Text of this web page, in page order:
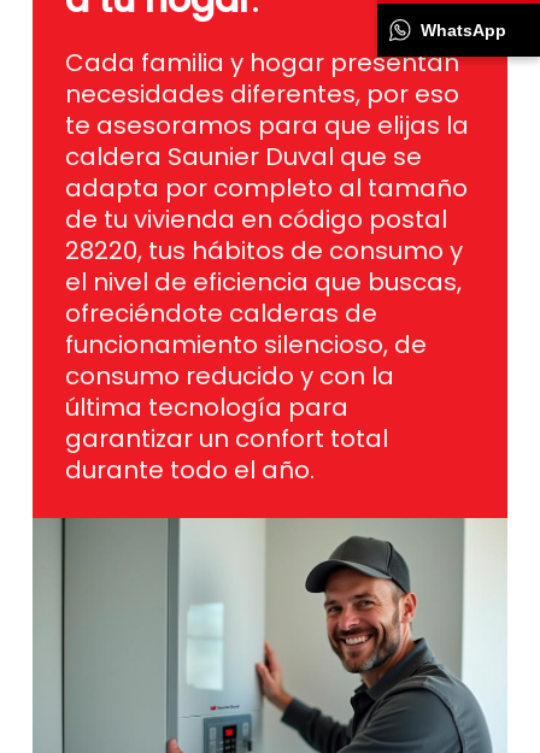
Cada familia y hogar presentan
necesidades diferentes, por eso
te asesoramos para que elijas la
caldera Saunier Duval que se
adapta por completo al tamaño
de tu vivienda en código postal
28220, tus hábitos de consumo y
el nivel de eficiencia que buscas,
ofreciéndote calderas de
funcionamiento silencioso, de
consumo reducido y con la
última tecnología para
garantizar un confort total
durante todo el año.
WhatsApp